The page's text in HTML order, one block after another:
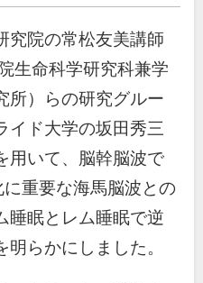
究院の常松友美講師
生命科学研究科兼学
所）らの研究グルー
イド大学の坂田秀三
用いて、脳幹脳波で
重要な海馬脳波との
睡眠とレム睡眠で逆
らかにしました。